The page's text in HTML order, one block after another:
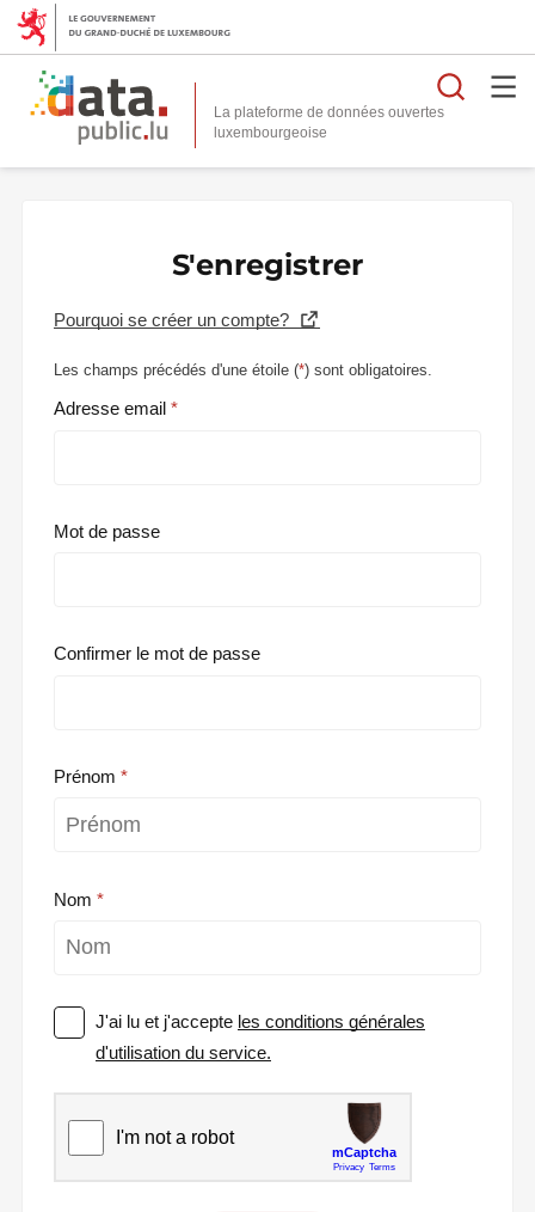
La plateforme de données ouvertes
S'enregistrer
Pourquoi se créer un compte?
Les champs précédés d'une étoile (*) sont obligatoires.
Adresse email
Mot de passe
Confirmer le mot de passe
Prénom
Nom
J'ai lu et j'accepte les conditions générales
d'utilisation du service.